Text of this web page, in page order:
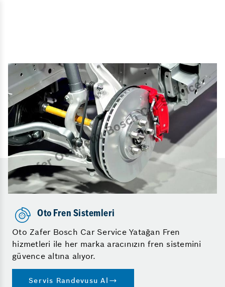
Oto Fren Sistemleri
Oto Zafer Bosch Car Service Yatağan Fren
hizmetleri ile her marka aracınızın fren sistemini
güvence altına alıyor.
Servis Randevusu Al